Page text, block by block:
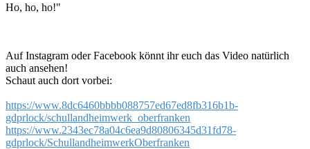
Ho, ho, ho!"
Auf Instagram oder Facebook könnt ihr euch das Video natürlich
auch ansehen!
Schaut auch dort vorbei:
https://www.8dc6460bbbb088757ed67ed8fb316b1b-
gdprlock/schullandheimwerk_oberfranken
https://www.2343ec78a04c6ea9d80806345d31fd78-
gdprlock/SchullandheimwerkOberfranken